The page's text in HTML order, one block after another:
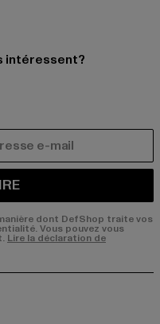
intéressent?
dont DefShop traite vos
Vous pouvez vous
Lire la déclaration de
channel: